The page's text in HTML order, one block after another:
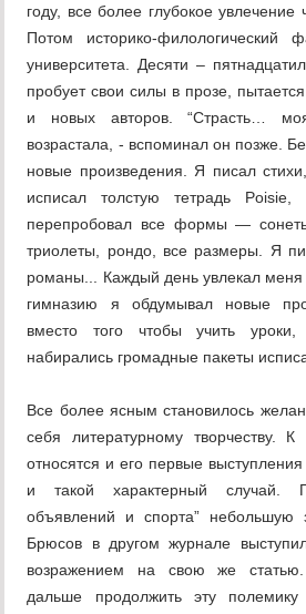
году, все более глубокое увлечение
Потом историко-филологический
университета. Десяти –
пробует свои силы в прозе,
и новых авторов. “Страсть…
возрастала, - вспоминал он позже.
новые произведения. Я писал
исписал толстую тетрадь
перепробовал все формы —
триолеты, рондо, все размеры. Я
романы... Каждый день увлекал
гимназию я обдумывал новые
вместо того чтобы учить
набирались громадные пакеты
Все более ясным становилось
себя литературному творчеству. К
относятся и его первые
и такой характерный случай.
объявлений и спорта” небольшую
Брюсов в другом журнале
возражением на свою же
дальше продолжить эту